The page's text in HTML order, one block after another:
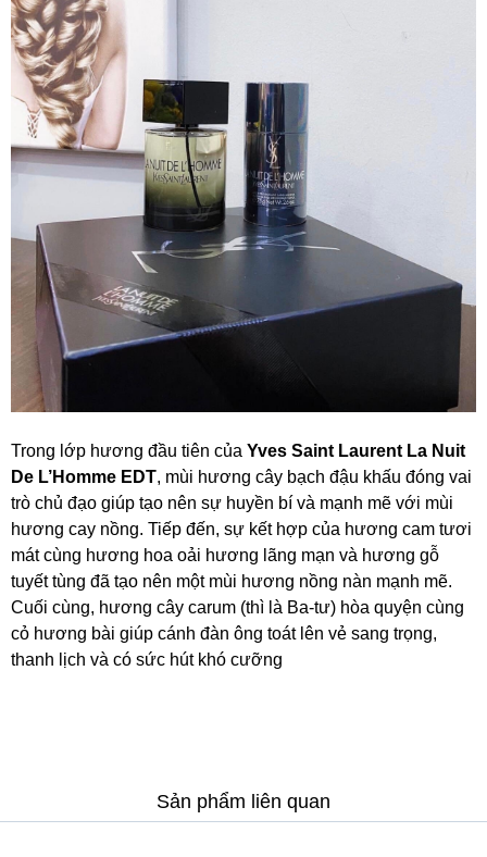
Trong lớp hương đầu tiên của Yves Saint Laurent La Nuit
De L’Homme EDT, mùi hương cây bạch đậu khấu đóng vai
trò chủ đạo giúp tạo nên sự huyền bí và mạnh mẽ với mùi
hương cay nồng. Tiếp đến, sự kết hợp của hương cam tươi
mát cùng hương hoa oải hương lãng mạn và hương gỗ
tuyết tùng đã tạo nên một mùi hương nồng nàn mạnh mẽ.
Cuối cùng, hương cây carum (thì là Ba-tư) hòa quyện cùng
cỏ hương bài giúp cánh đàn ông toát lên vẻ sang trọng,
thanh lịch và có sức hút khó cưỡng
Sản phẩm liên quan